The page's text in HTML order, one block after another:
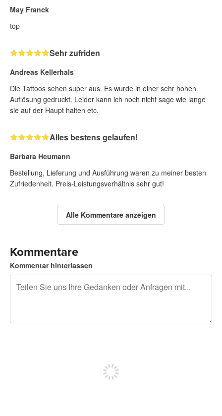
May Franck
top
Sehr zufriden
Andreas Kellerhals
Die Tattoos sehen super aus. Es wurde in einer sehr hohen
Auflösung gedruckt. Leider kann ich noch nicht sage wie lange
sie auf der Haupt halten etc.
Alles bestens gelaufen!
Barbara Heumann
Bestellung, Lieferung und Ausführung waren zu meiner besten
Zufriedenheit. Preis-Leistungsverhältnis sehr gut!
Alle Kommentare anzeigen
Kommentare
Kommentar hinterlassen